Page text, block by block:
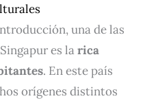
una de las
es larica
. En este país
orígenes distintos